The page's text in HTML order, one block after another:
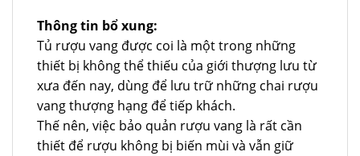
Thông tin bổ xung:
Tủ rượu vang được coi là một trong những
thiết bị không thể thiếu của giới thượng lưu từ
xưa đến nay, dùng để lưu trữ những chai rượu
vang thượng hạng để tiếp khách.
Thế nên, việc bảo quản rượu vang là rất cần
thiết để rượu không bị biến mùi và vẫn giữ